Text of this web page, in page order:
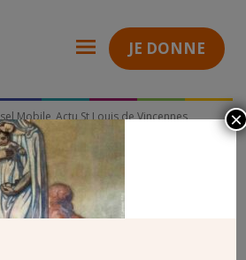
JE DONNE
Mobile_Actu St Louis de Vincennes
ST LOUIS DE
×